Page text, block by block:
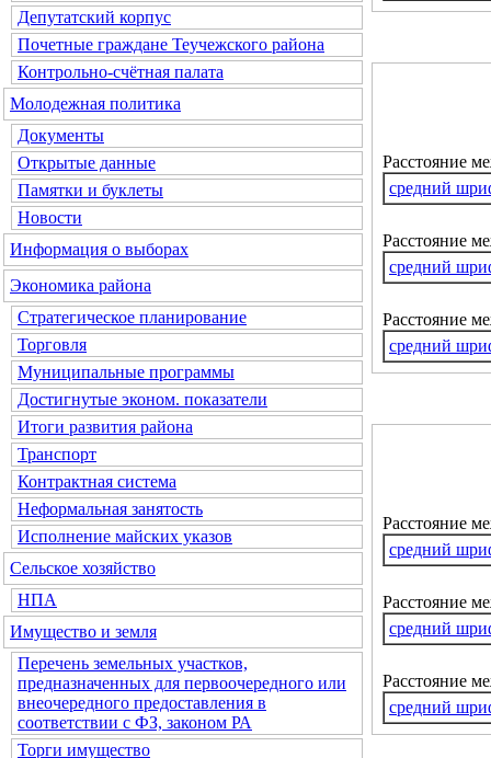
Депутатский корпус
Почетные граждане Теучежского района
Контрольно-счётная палата
Молодежная политика
Документы
Открытые данные
Памятки и буклеты
Новости
Информация о выборах
Экономика района
Стратегическое планирование
Торговля
Муниципальные программы
Достигнутые эконом. показатели
Итоги развития района
Транспорт
Контрактная система
Неформальная занятость
Исполнение майских указов
Сельское хозяйство
НПА
Имущество и земля
Перечень земельных участков,
предназначенных для первоочередного или
внеочередного предоставления в
соответствии с ФЗ, законом РА
Торги имущество
Расстояние
средний
Расстояние
средний
Расстояние
средний
Расстояние
средний
Расстояние
средний
Расстояние
средний